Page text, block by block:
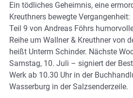
Ein tödliches Geheimnis, eine
Kreuthners bewegte Vergangenheit:
Teil 9 von Andreas Föhrs
Reihe um Wallner & Kreuthner von
heißt Unterm Schinder. Nächste
Samstag, 10. Juli – signiert der
Werk ab 10.30 Uhr in der
Wasserburg in der Salzsenderzeile.